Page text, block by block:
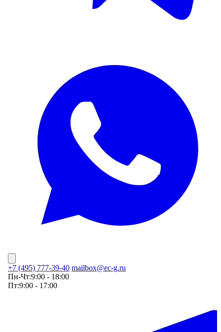
+7 (495) 777-39-40 mailbox@ec-g.ru
Пн-Чт:9:00 - 18:00
Пт:9:00 - 17:00